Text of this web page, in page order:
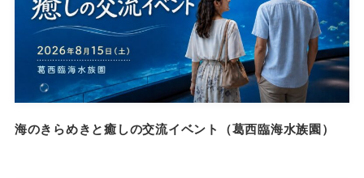
海のきらめきと癒しの交流イベント（葛西臨海水族園）